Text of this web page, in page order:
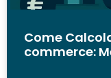
Come
commerce: